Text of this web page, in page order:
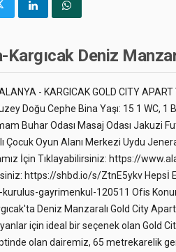
Kargıcak Deniz
- KARGICAK GOLD CITY
Doğu Cephe Bina Yaşı: 15 1 WC,
Buhar Odası Masaj Odası Jakuzi
Çocuk Oyun Alanı Merkezi Uydu
İçin Tıklayabilirsiniz: https://
https://shbd.io/s/ZtnE5ykv
gayrimenkul-120511 Ofis
Deniz Manzaralı Gold City
için ideal bir seçenek olan Gold
olan dairemiz, 65 metrekarelik